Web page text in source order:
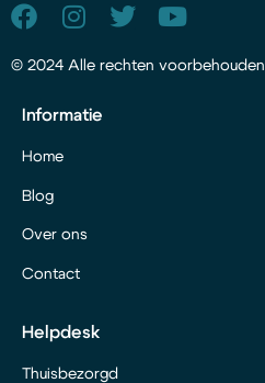
© 2024 Alle rechten voorbehouden
Informatie
Home
Blog
Over ons
Contact
Helpdesk
Thuisbezorgd